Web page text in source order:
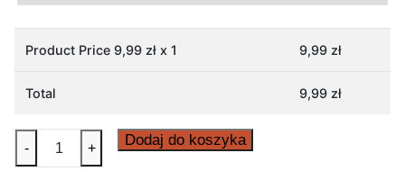
Product Price 9,99 zł x 1 9,99 zł
Total 9,99 zł
Broszka
- + Dodaj do koszyka